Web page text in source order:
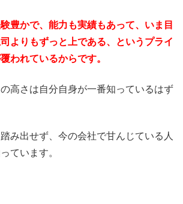
豊かで、能力も実績もあって、いま目
よりもずっと上である、というプライ
われているからです。
高さは自分自身が一番知っているはず
み出せず、今の会社で甘んじている人
ています。